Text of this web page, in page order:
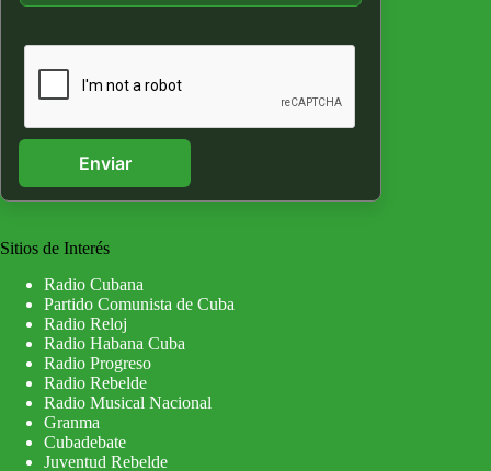
Enviar
Sitios de Interés
Radio Cubana
Partido Comunista de Cuba
Radio Reloj
Radio Habana Cuba
Radio Progreso
Radio Rebelde
Radio Musical Nacional
Granma
Cubadebate
Juventud Rebelde